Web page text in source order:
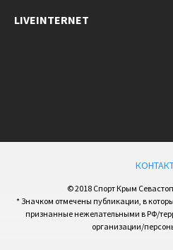
LIVEINTERNET
© 2018 Спорт Крым
* Значком отмечены публикации, в
признанные нежелательными в РФ/
организации/